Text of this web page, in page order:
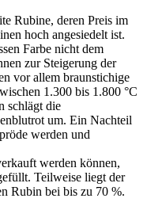
Rubine, deren Preis im
hoch angesiedelt ist.
Farbe nicht dem
zur Steigerung der
vor allem braunstichige
1.300 bis 1.800 °C
schlägt die
um. Ein Nachteil
werden und
werden können,
Teilweise liegt der
Rubin bei bis zu 70 %.